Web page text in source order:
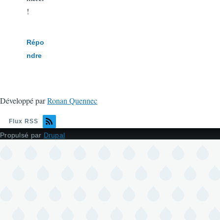
!
Répo
ndre
Développé parRonan Quennec
Flux RSS
Propulsé par Drupal